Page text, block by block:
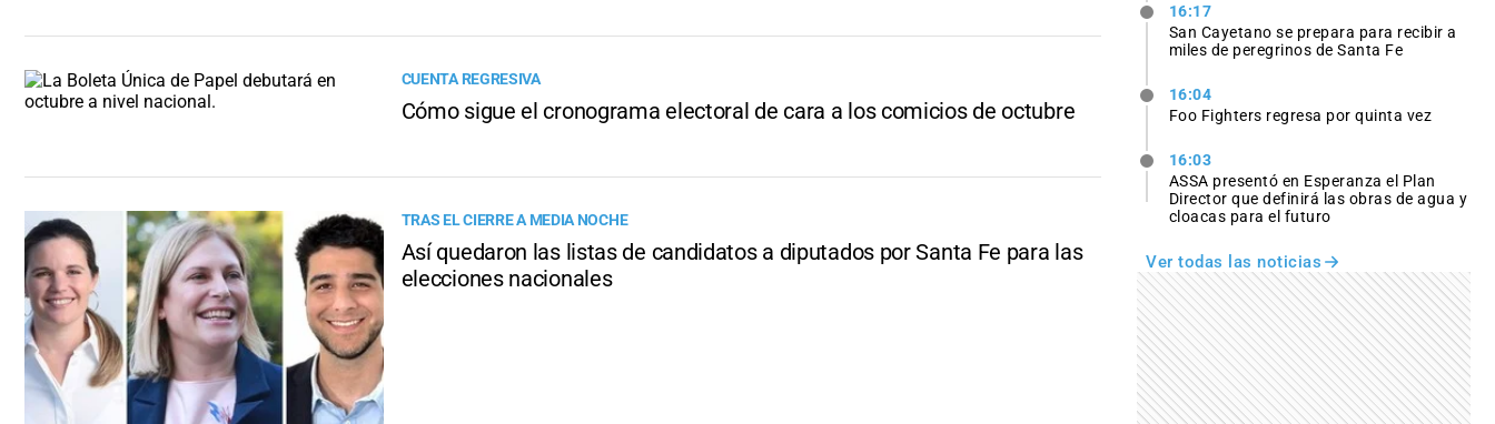
CUENTA REGRESIVA
Cómo sigue el cronograma electoral de cara a los comicios de octubre
TRAS EL CIERRE A MEDIA NOCHE
Así quedaron las listas de candidatos a diputados por Santa Fe para las
elecciones nacionales
16:17
San Cayetano se prepara para recibir a
miles de peregrinos de Santa Fe
16:04
Foo Fighters regresa por quinta vez
16:03
ASSA presentó en Esperanza el Plan
Director que definirá las obras de agua y
cloacas para el futuro
Ver todas las noticias